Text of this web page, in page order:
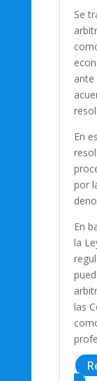
Se
ante
En
por
En
la
las